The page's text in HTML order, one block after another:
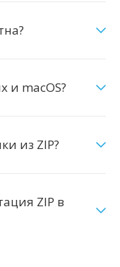
и macOS?
из ZIP?
ZIP в